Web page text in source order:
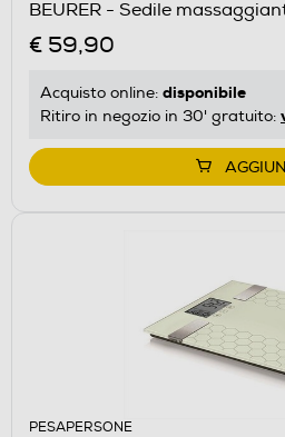
BEURER - Sedile
€ 59,90
Acquisto online: disponibile
Ritiro in negozio in 30' gratuito:
PESAPERSONE